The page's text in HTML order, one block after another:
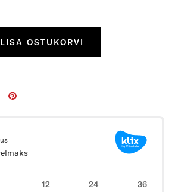
LISA OSTUKORVI